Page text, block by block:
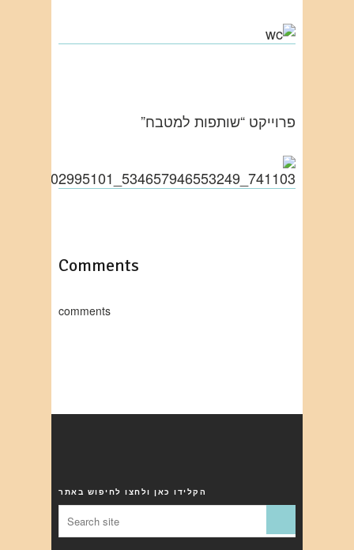
פרוייקט “שותפות למטבח”
Comments
comments
הקלידו כאן ולחצו לחיפוש באתר